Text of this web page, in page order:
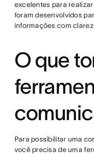
excelentes para
foram desenvolvidos
informações com
O que
Para possibilitar uma
você precisa de uma